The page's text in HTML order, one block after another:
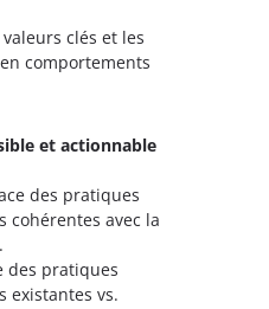
clés et les
comportements
et actionnable
des pratiques
cohérentes avec la
des pratiques
existantes vs.